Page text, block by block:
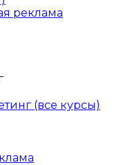
реклама
(все курсы)